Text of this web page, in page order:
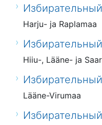
Harju- ja Raplamaa
Hiiu-, Lääne- ja
Lääne-Virumaa